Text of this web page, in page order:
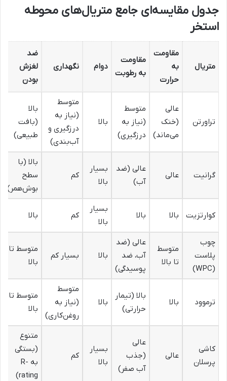
جدول مقایسه‌ای جامع متریال‌های محوطه
استخر
متریال
مقاومت
به
حرارت
مقاومت
به رطوبت
دوام نگهداری
ضد
لغزش
بودن
تراورتن
عالی
(خنک
می‌ماند)
متوسط
(نیاز به
درزگیری)
بالا
متوسط
(نیاز به
درزگیری و
آب‌بندی)
بالا
(بافت
طبیعی)
گرانیت عالی
عالی (ضد
آب)
بسیار
بالا
کم
بالا (با
سطح
بوش‌همر)
کوارتزیت بالا بالا
بسیار
بالا
کم بالا
چوب
پلاست
(WPC)
متوسط
تا بالا
عالی (ضد
آب، ضد
پوسیدگی)
بالا بسیار کم
متوسط تا
بالا
ترموود بالا
بالا (تیمار
حرارتی)
بالا
متوسط
(نیاز به
روغن‌کاری)
متوسط تا
بالا
کاشی
پرسلان
عالی
عالی
(جذب
آب صفر)
بسیار
بالا
کم
متنوع
(بستگی
به R-
rating)